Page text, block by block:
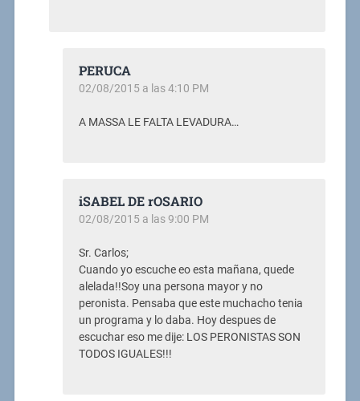
PERUCA
02/08/2015 a las 4:10 PM
A MASSA LE FALTA LEVADURA…
iSABEL DE rOSARIO
02/08/2015 a las 9:00 PM
Sr. Carlos;
Cuando yo escuche eo esta mañana, quede
alelada!!Soy una persona mayor y no
peronista. Pensaba que este muchacho tenia
un programa y lo daba. Hoy despues de
escuchar eso me dije: LOS PERONISTAS SON
TODOS IGUALES!!!